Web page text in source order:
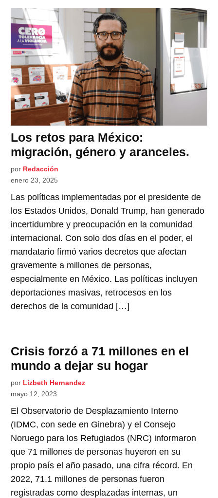
Los retos para México:
migración, género y aranceles.
por Redacción
enero 23, 2025
Las políticas implementadas por el presidente de
los Estados Unidos, Donald Trump, han generado
incertidumbre y preocupación en la comunidad
internacional. Con solo dos días en el poder, el
mandatario firmó varios decretos que afectan
gravemente a millones de personas,
especialmente en México. Las políticas incluyen
deportaciones masivas, retrocesos en los
derechos de la comunidad […]
Crisis forzó a 71 millones en el
mundo a dejar su hogar
por Lizbeth Hernandez
mayo 12, 2023
El Observatorio de Desplazamiento Interno
(IDMC, con sede en Ginebra) y el Consejo
Noruego para los Refugiados (NRC) informaron
que 71 millones de personas huyeron en su
propio país el año pasado, una cifra récord. En
2022, 71.1 millones de personas fueron
registradas como desplazadas internas, un